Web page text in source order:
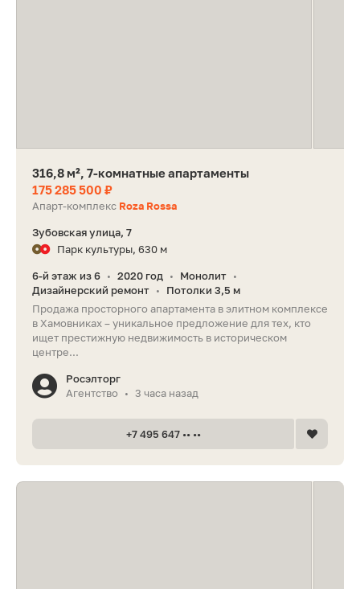
316,8 м², 7-комнатные апартаменты
175 285 500 ₽
Апарт-комплекс Roza Rossa
Зубовская улица, 7
Парк культуры, 630 м
6-й этаж из 6 • 2020 год • Монолит •
Дизайнерский ремонт •
Потолки 3,5 м
Продажа просторного апартамента в элитном комплексе
в Хамовниках – уникальное предложение для тех, кто
ищет престижную недвижимость в историческом
центре...
Росэлторг
Агентство
• 3 часа назад
+7 495 647 •• ••